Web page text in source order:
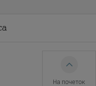
На почеток